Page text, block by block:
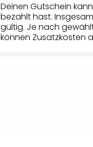
Deinen Gutschein
bezahlt hast.
gültig. Je nach
können Zusatzkosten